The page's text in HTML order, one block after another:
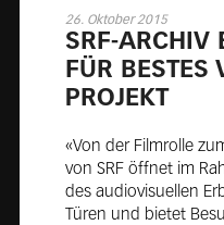
26. Oktober 2015
SRF-AR­CHIV
FÜR
PRO­JEKT
«Von der Filmrolle
von SRF öffnet im
des audiovisuellen
Türen und bietet